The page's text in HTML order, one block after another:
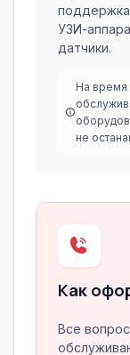
поддержка
УЗИ-
датчики.
На время
не
Как
Все